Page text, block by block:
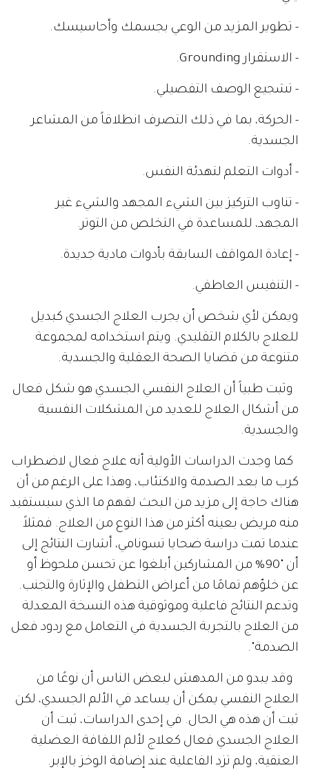
- تطوير المزيد من الوعي بجسمك وأحاسيسك.
- الاستقرار Grounding.
- تشجيع الوصف التفصيلي.
- الحركة، بما في ذلك التصرف انطلاقاً من المشاعر
الجسدية.
- أدوات التعلم لتهدئة النفس.
- تناوب التركيز بين الشيء المجهد والشيء غير
المجهد، للمساعدة في التخلص من التوتر.
- إعادة المواقف السابقة بأدوات مادية جديدة.
- التنفيس العاطفي.
ويمكن لأي شخص أن يجرب العلاج الجسدي كبديل
للعلاج بالكلام التقليدي. ويتم استخدامه لمجموعة
متنوعة من قضايا الصحة العقلية والجسدية.
وثبت طبياً أن العلاج النفسي الجسدي هو شكل فعال
من أشكال العلاج للعديد من المشكلات النفسية
والجسدية.
كما وجدت الدراسات الأولية أنه علاج فعال لاضطراب
كرب ما بعد الصدمة والاكتئاب، وهذا على الرغم من أن
هناك حاجة إلى مزيد من البحث لفهم ما الذي سيستفيد
منه مريض بعينه أكثر من هذا النوع من العلاج. فمثلاً
عندما تمت دراسة ضحايا تسونامي، أشارت النتائج إلى
أن "90% من المشاركين أبلغوا عن تحسن ملحوظ أو
عن خلوّهم تمامًا من أعراض التطفل والإثارة والتجنب.
وتدعم النتائج فاعلية وموثوقية هذه النسخة المعدلة
من العلاج بالتجربة الجسدية في التعامل مع ردود فعل
الصدمة".
وقد يبدو من المدهش لبعض الناس أن نوعًا من
العلاج النفسي يمكن أن يساعد في الألم الجسدي، لكن
ثبت أن هذه هي الحال. في إحدى الدراسات، ثبت أن
العلاج الجسدي فعال كعلاج لألم اللفافة العضلية
العنقية، ولم تزد الفاعلية عند إضافة الوخز بالإبر.